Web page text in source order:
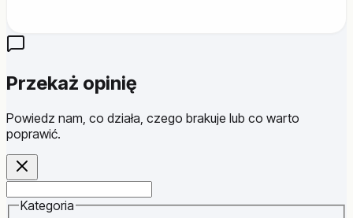
Przekaż opinię
Powiedz nam, co działa, czego brakuje lub co warto
poprawić.
Kategoria